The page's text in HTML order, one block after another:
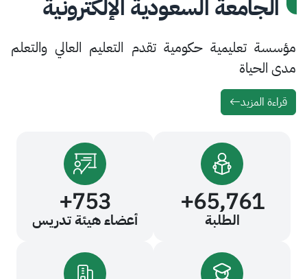
السعودية الإلكترونية
حكومية تقدم التعليم العالي والتعلم
+
+
أعضاء هيئة تدريس